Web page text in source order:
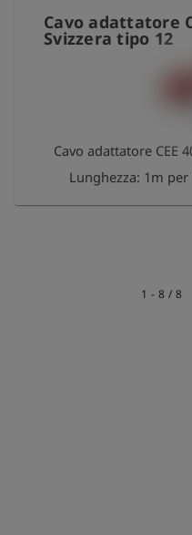
Cavo adattatore
Svizzera tipo 12
Cavo adattatore CEE
Lunghezza: 1m per
1 - 8 / 8